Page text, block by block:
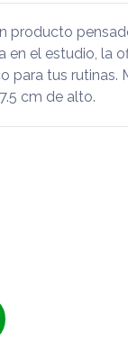
producto
en el estudio, la
para tus rutinas.
cm de alto.